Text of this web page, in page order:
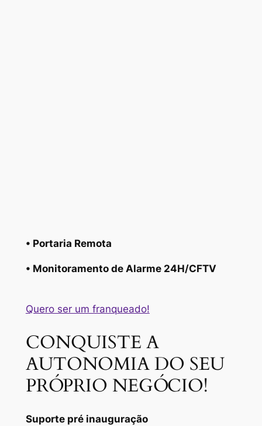
• Portaria Remota
• Monitoramento de Alarme 24H/CFTV
Quero ser um franqueado!
CONQUISTE A
AUTONOMIA DO SEU
PRÓPRIO NEGÓCIO!
Suporte pré inauguração